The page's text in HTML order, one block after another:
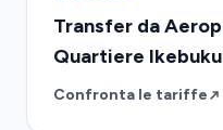
Transfer da
Quartiere
Confronta le tariffe